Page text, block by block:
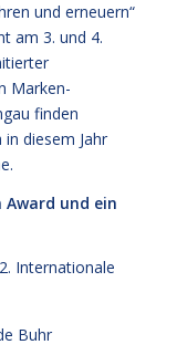
und erneuern“
am 3. und 4.
Marken-
finden
diesem Jahr
und ein
Internationale
Buhr